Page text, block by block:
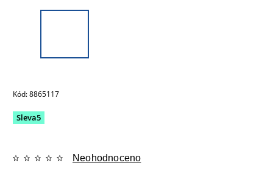
Kód:8865117
Sleva5
Neohodnoceno